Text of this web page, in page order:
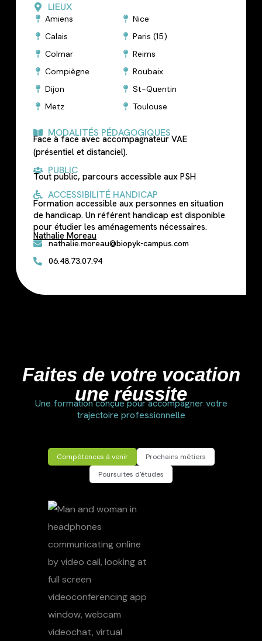
LIEUX
Amiens
Calais
Colmar
Compiègne
Dijon
Metz
Nice
Paris (15)
Reims
Roubaix
St-Quentin
Toulouse
MODALITÉS PÉDAGOGIQUES
Face à face avec accompagnateur VAE
(présentiel et distanciel).
PUBLIC
Tout public, parcours accessible aux PSH
ACCESSIBILITÉ HANDICAP
Formation accessible aux personnes en situation
de handicap. Un référent handicap est disponible
pour étudier les aménagements nécessaires.
Nathalie Moreau
nathalie.moreau@biopyk-campus.com
06.48.73.07.94
Faites de votre vocation
une réussite
Une formation conçue pour accompagner votre
trajectoire professionnelle
Compétences à venir
Prochains métiers
Poursuites d'études